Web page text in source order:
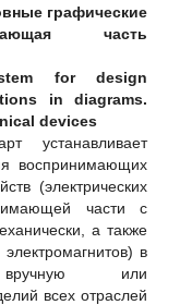
графические
часть
for design
in diagrams.
devices
устанавливает
воспринимающих
(электрических
части с
а также
в
или
всех отраслей